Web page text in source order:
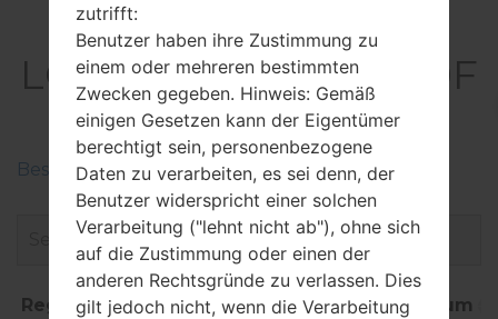
Firmware
LGGD900F(LGGD900F
) akaLG Crystal
Beschreiben Sie die Regionen der LG-Firmwaren
Region Dateiname OS Größe Datum
zutrifft:
Benutzer haben ihre Zustimmung zu
einem oder mehreren bestimmten
Zwecken gegeben. Hinweis: Gemäß
einigen Gesetzen kann der Eigentümer
berechtigt sein, personenbezogene
Daten zu verarbeiten, es sei denn, der
Benutzer widerspricht einer solchen
Verarbeitung ("lehnt nicht ab"), ohne sich
auf die Zustimmung oder einen der
anderen Rechtsgründe zu verlassen. Dies
gilt jedoch nicht, wenn die Verarbeitung